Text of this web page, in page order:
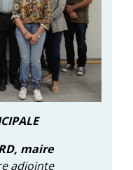
maire
adjointe